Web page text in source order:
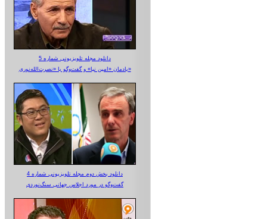
دانلود مجله تلویزیونی شماره 5
یادمان «امین نیا» و گفت‌وگو با «نصرت‌الله‌نوری»
دانلود بخش دوم مجله تلویزیونی شماره 4
گفت‌وگو در مورد اجلاس جهانی سنگ‌نوردی